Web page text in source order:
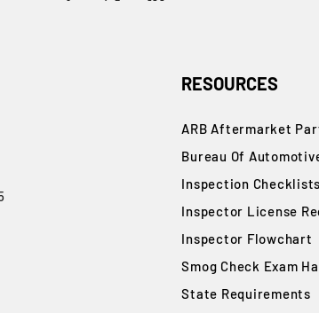
RESOURCES
ARB Aftermarket
Bureau Of
​Inspection Checklists
Inspector License
Inspector Flowchart
Smog Check Exam
State Requirements